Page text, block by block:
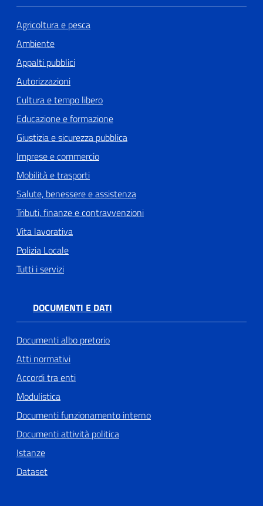
Agricoltura e pesca
Ambiente
Appalti pubblici
Autorizzazioni
Cultura e tempo libero
Educazione e formazione
Giustizia e sicurezza pubblica
Imprese e commercio
Mobilità e trasporti
Salute, benessere e assistenza
Tributi, finanze e contravvenzioni
Vita lavorativa
Polizia Locale
Tutti i servizi
DOCUMENTI E DATI
Documenti albo pretorio
Atti normativi
Accordi tra enti
Modulistica
Documenti funzionamento interno
Documenti attività politica
Istanze
Dataset